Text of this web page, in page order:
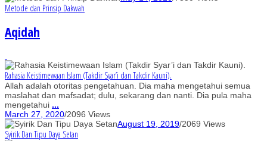
Metode dan Prinsip Dakwah
Aqidah
Rahasia Keistimewaan Islam (Takdir Syar’i dan Takdir Kauni).
Allah adalah otoritas pengetahuan. Dia maha mengetahui semua
maslahat dan mafsadat; dulu, sekarang dan nanti. Dia pula maha
mengetahui ...
March 27, 2020/2096 Views
August 19, 2019/2069 Views
Syirik Dan Tipu Daya Setan